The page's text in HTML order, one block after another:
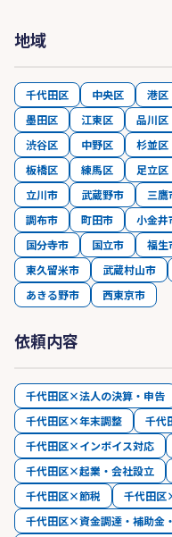
地域
千代田区 中央区 港区
墨田区
江東区 品川区
渋谷区
中野区 杉並区
板橋区
練馬区 足立区
立川市
武蔵野市 三鷹
調布市
町田市 小金井
国分寺市
国立市 福生
東久留米市
武蔵村山市
あきる野市
西東京市
依頼内容
千代田区×法人の決算・申告
千代田区×年末調整
千代
千代田区×インボイス対応
千代田区×起業・会社設立
千代田区×節税
千代田
千代田区×資金調達・補助金